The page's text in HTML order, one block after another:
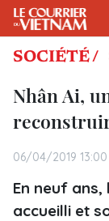
SOCIÉTÉ /
Nhân Ai,
06/04/2019 13:00
En neuf ans,
accueilli et